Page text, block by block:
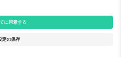
vary depending on location,
ントページをご確認ください。,
Ticombo. 無断転載を禁じます.